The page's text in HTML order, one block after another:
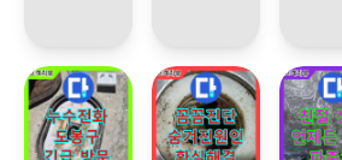
주셔서
피해가
더 커지
서 꼼꼼
하게 점
검해주
누수
태
하시